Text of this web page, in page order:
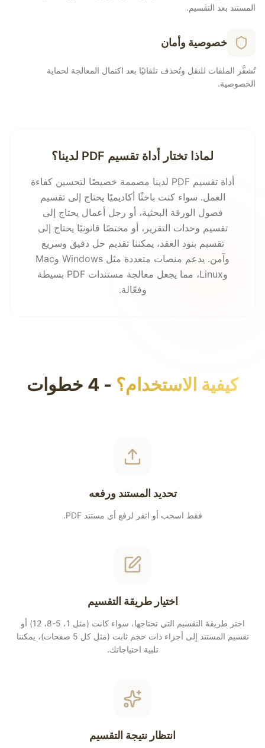
المستند بعد التقسيم.
خصوصية وأمان
تُشفَّر الملفات للنقل وتُحذف تلقائيًا بعد اكتمال المعالجة لحماية
الخصوصية.
لماذا تختار أداة تقسيم PDF لدينا؟
أداة تقسيم PDF لدينا مصممة خصيصًا لتحسين كفاءة
العمل. سواء كنت باحثًا أكاديميًا يحتاج إلى تقسيم
فصول الورقة البحثية، أو رجل أعمال يحتاج إلى
تقسيم وحدات التقرير، أو مختصًا قانونيًا يحتاج إلى
تقسيم بنود العقد، يمكننا تقديم حل دقيق وسريع
وآمن. يدعم منصات متعددة مثل Windows وMac
وLinux، مما يجعل معالجة مستندات PDF بسيطة
وفعّالة.
كيفية الاستخدام؟ - 4 خطوات
تحديد المستند ورفعه
فقط اسحب أو انقر لرفع أي مستند PDF.
اختيار طريقة التقسيم
اختر طريقة التقسيم التي تحتاجها، سواء كانت (مثل 1، 5-8، 12) أو
تقسيم المستند إلى أجزاء ذات حجم ثابت (مثل كل 5 صفحات)، يمكننا
تلبية احتياجاتك.
انتظار نتيجة التقسيم